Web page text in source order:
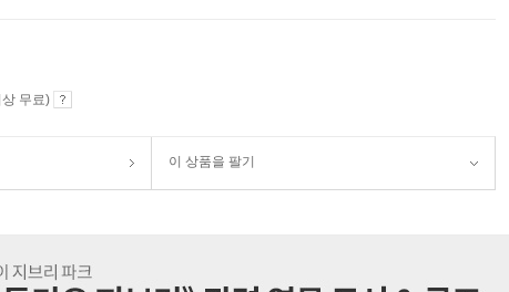
무료)
이 상품을 팔기